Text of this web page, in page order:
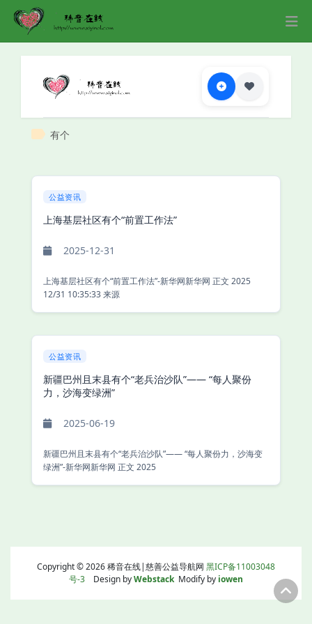
有个
公益资讯
上海基层社区有个“前置工作法”
2025-12-31
上海基层社区有个“前置工作法”-新华网新华网 正文 2025
12/31 10:35:33 来源
公益资讯
新疆巴州且末县有个“老兵治沙队”—— “每人聚份
力，沙海变绿洲”
2025-06-19
新疆巴州且末县有个“老兵治沙队”—— “每人聚份力，沙海变
绿洲”-新华网新华网 正文 2025
Copyright © 2026 稀音在线|慈善公益导航网 黑ICP备11003048
号-3 Design byWebstackModify by iowen